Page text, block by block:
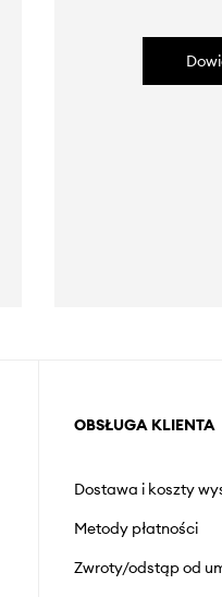
OBSŁUGA KLIENTA
Dostawa i koszty
Metody płatności
Zwroty/odstąp od